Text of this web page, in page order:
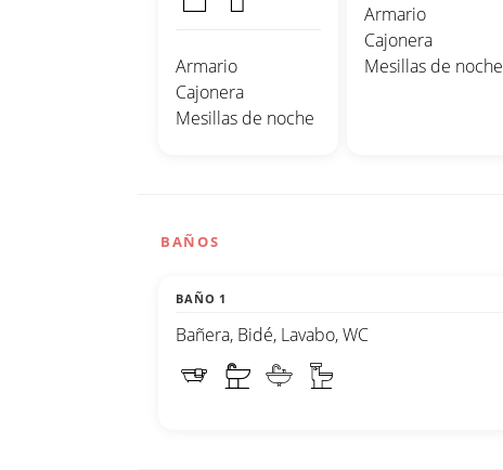
Armario
Cajonera
Mesillas de noche
Armario
Cajonera
Mesillas de noche
BAÑOS
BAÑO 1
Bañera, Bidé, Lavabo, WC